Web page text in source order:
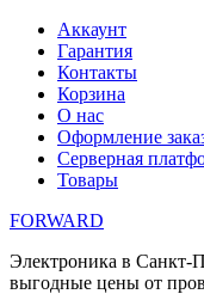
Перейти
содержимому
Аккаунт
Гарантия
Контакты
Корзина
О нас
Оформление
Серверная
Товары
FORWARD
Электроника в Санкт-
выгодные цены от